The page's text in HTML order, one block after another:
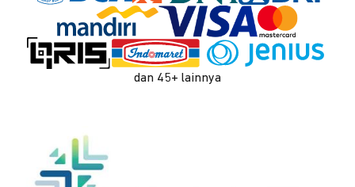
dan 45+ lainnya